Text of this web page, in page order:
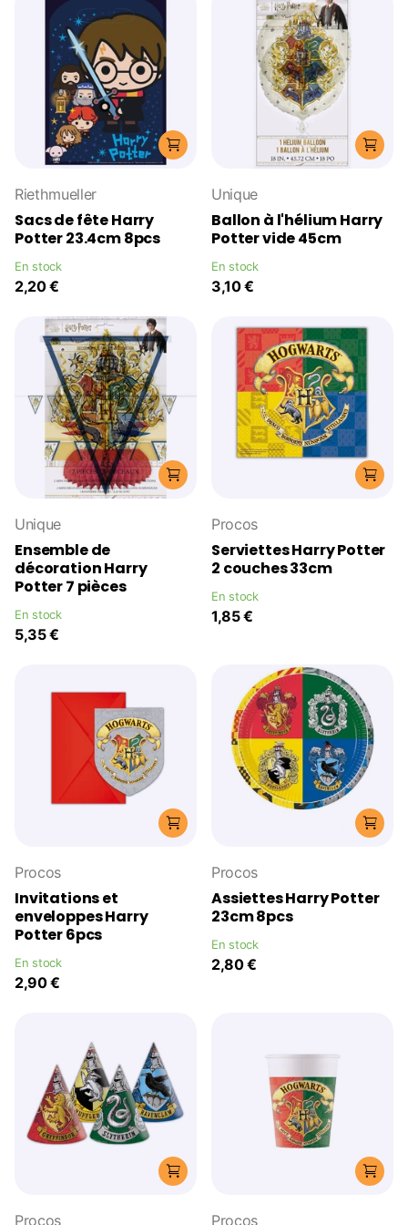
Riethmueller
Sacs de fête Harry
Potter 23.4cm 8pcs
En stock
2,20 €
Unique
Ballon à l'hélium Harry
Potter vide 45cm
En stock
3,10 €
Unique
Ensemble de
décoration Harry
Potter 7 pièces
En stock
5,35 €
Procos
Serviettes Harry Potter
2 couches 33cm
En stock
1,85 €
Procos
Invitations et
enveloppes Harry
Potter 6pcs
En stock
2,90 €
Procos
Assiettes Harry Potter
23cm 8pcs
En stock
2,80 €
Procos Procos